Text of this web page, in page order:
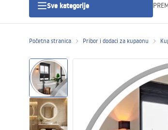
Sve kategorije
Tuš vrata
Tuš kade
Početna stranica Pribor i dodaci za kupaonu